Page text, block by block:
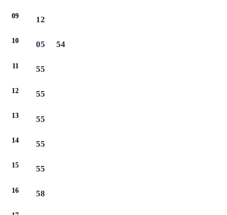
09 12
10 05 54
11 55
12 55
13 55
14 55
15 55
16 58